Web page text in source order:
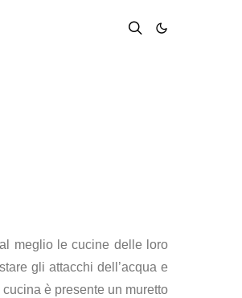
meglio le cucine delle loro
gli attacchi dell’acqua e
è presente un muretto